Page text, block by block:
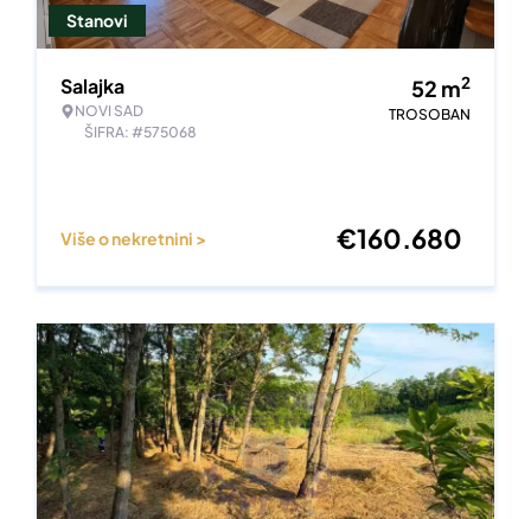
Stanovi
Salajka
NOVI SAD
ŠIFRA: #575068
52 m2
TROSOBAN
Više o nekretnini > €160.680